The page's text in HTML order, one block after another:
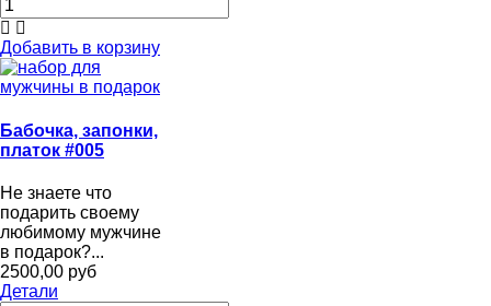
Добавить в корзину
Бабочка, запонки,
платок #005
Не знаете что
подарить своему
любимому мужчине
в подарок?...
2500,00 руб
Детали